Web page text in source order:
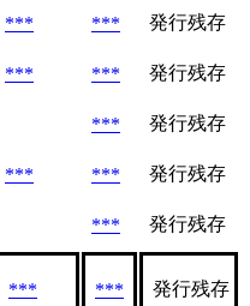
*** ***
発行残存
*** ***
発行残存
***
発行残存
*** ***
発行残存
*** 発行残存
*** *** 発行残存